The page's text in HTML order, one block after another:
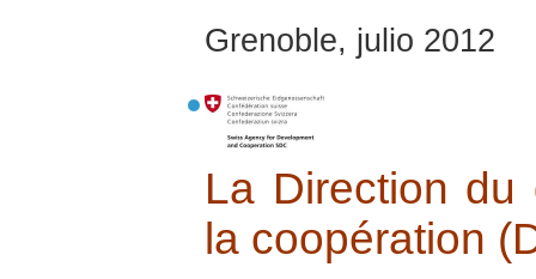
Grenoble, julio 2012
La Direction du
la coopération